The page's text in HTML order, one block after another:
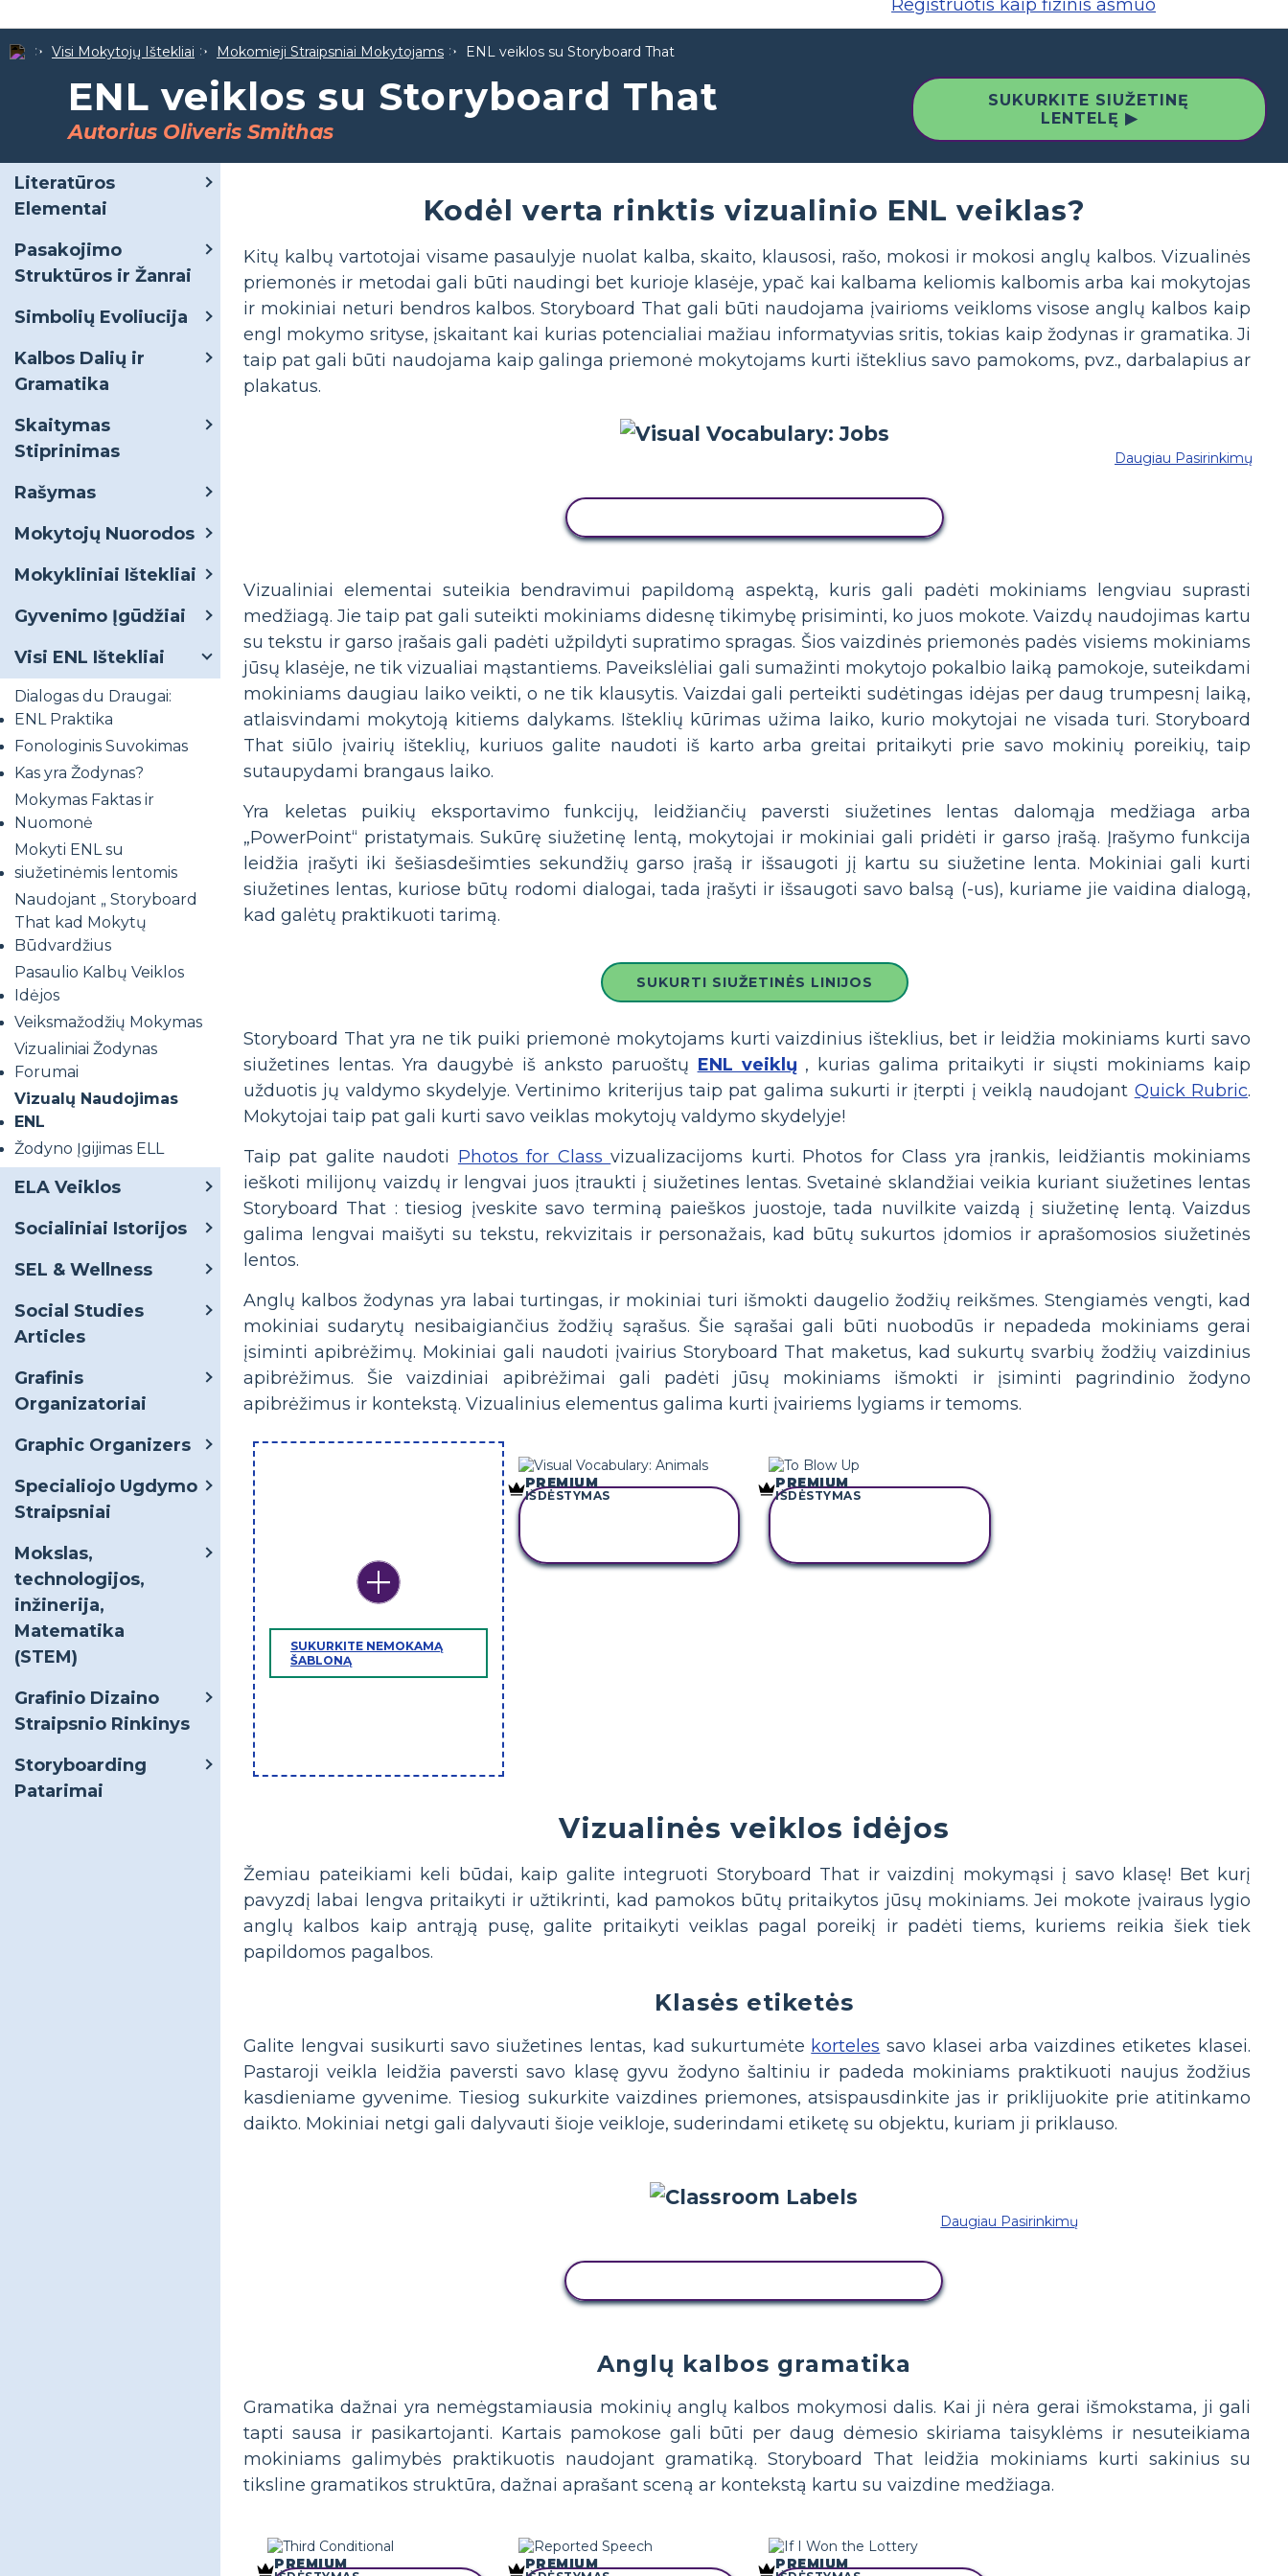
Registruotis kaip fizinis asmuo
Visi Mokytojų Ištekliai Mokomieji Straipsniai Mokytojams ENL veiklos su Storyboard That
ENL veiklos su Storyboard That
Autorius Oliveris Smithas
SUKURKITE SIUŽETINĘ
LENTELĘ ▶
Literatūros
Elementai
Pasakojimo
Struktūros ir Žanrai
Simbolių Evoliucija
Kalbos Dalių ir
Gramatika
Skaitymas
Stiprinimas
Rašymas
Mokytojų Nuorodos
Mokykliniai Ištekliai
Gyvenimo Įgūdžiai
Visi ENL Ištekliai
Dialogas du Draugai:
ENL Praktika
Fonologinis Suvokimas
Kas yra Žodynas?
Mokymas Faktas ir
Nuomonė
Mokyti ENL su
siužetinėmis lentomis
Naudojant „ Storyboard
That kad Mokytų
Būdvardžius
Pasaulio Kalbų Veiklos
Idėjos
Veiksmažodžių Mokymas
Vizualiniai Žodynas
Forumai
Vizualų Naudojimas
ENL
Žodyno Įgijimas ELL
ELA Veiklos
Socialiniai Istorijos
SEL & Wellness
Social Studies
Articles
Grafinis
Organizatoriai
Graphic Organizers
Specialiojo Ugdymo
Straipsniai
Mokslas,
technologijos,
inžinerija,
Matematika
(STEM)
Grafinio Dizaino
Straipsnio Rinkinys
Storyboarding
Patarimai
Kodėl verta rinktis vizualinio ENL veiklas?
Kitų kalbų vartotojai visame pasaulyje nuolat kalba, skaito, klausosi, rašo, mokosi ir mokosi anglų kalbos. Vizualinės
priemonės ir metodai gali būti naudingi bet kurioje klasėje, ypač kai kalbama keliomis kalbomis arba kai mokytojas
ir mokiniai neturi bendros kalbos. Storyboard That gali būti naudojama įvairioms veikloms visose anglų kalbos kaip
engl mokymo srityse, įskaitant kai kurias potencialiai mažiau informatyvias sritis, tokias kaip žodynas ir gramatika. Ji
taip pat gali būti naudojama kaip galinga priemonė mokytojams kurti išteklius savo pamokoms, pvz., darbalapius ar
plakatus.
Daugiau Pasirinkimų
Vizualiniai elementai suteikia bendravimui papildomą aspektą, kuris gali padėti mokiniams lengviau suprasti
medžiagą. Jie taip pat gali suteikti mokiniams didesnę tikimybę prisiminti, ko juos mokote. Vaizdų naudojimas kartu
su tekstu ir garso įrašais gali padėti užpildyti supratimo spragas. Šios vaizdinės priemonės padės visiems mokiniams
jūsų klasėje, ne tik vizualiai mąstantiems. Paveikslėliai gali sumažinti mokytojo pokalbio laiką pamokoje, suteikdami
mokiniams daugiau laiko veikti, o ne tik klausytis. Vaizdai gali perteikti sudėtingas idėjas per daug trumpesnį laiką,
atlaisvindami mokytoją kitiems dalykams. Išteklių kūrimas užima laiko, kurio mokytojai ne visada turi. Storyboard
That siūlo įvairių išteklių, kuriuos galite naudoti iš karto arba greitai pritaikyti prie savo mokinių poreikių, taip
sutaupydami brangaus laiko.
Yra keletas puikių eksportavimo funkcijų, leidžiančių paversti siužetines lentas dalomąja medžiaga arba
„PowerPoint“ pristatymais. Sukūrę siužetinę lentą, mokytojai ir mokiniai gali pridėti ir garso įrašą. Įrašymo funkcija
leidžia įrašyti iki šešiasdešimties sekundžių garso įrašą ir išsaugoti jį kartu su siužetine lenta. Mokiniai gali kurti
siužetines lentas, kuriose būtų rodomi dialogai, tada įrašyti ir išsaugoti savo balsą (-us), kuriame jie vaidina dialogą,
kad galėtų praktikuoti tarimą.
SUKURTI SIUŽETINĖS LINIJOS
Storyboard That yra ne tik puiki priemonė mokytojams kurti vaizdinius išteklius, bet ir leidžia mokiniams kurti savo
siužetines lentas. Yra daugybė iš anksto paruoštų ENL veiklų , kurias galima pritaikyti ir siųsti mokiniams kaip
užduotis jų valdymo skydelyje. Vertinimo kriterijus taip pat galima sukurti ir įterpti į veiklą naudojant Quick Rubric.
Mokytojai taip pat gali kurti savo veiklas mokytojų valdymo skydelyje!
Taip pat galite naudoti Photos for Classvizualizacijoms kurti. Photos for Class yra įrankis, leidžiantis mokiniams
ieškoti milijonų vaizdų ir lengvai juos įtraukti į siužetines lentas. Svetainė sklandžiai veikia kuriant siužetines lentas
Storyboard That : tiesiog įveskite savo terminą paieškos juostoje, tada nuvilkite vaizdą į siužetinę lentą. Vaizdus
galima lengvai maišyti su tekstu, rekvizitais ir personažais, kad būtų sukurtos įdomios ir aprašomosios siužetinės
lentos.
Anglų kalbos žodynas yra labai turtingas, ir mokiniai turi išmokti daugelio žodžių reikšmes. Stengiamės vengti, kad
mokiniai sudarytų nesibaigiančius žodžių sąrašus. Šie sąrašai gali būti nuobodūs ir nepadeda mokiniams gerai
įsiminti apibrėžimų. Mokiniai gali naudoti įvairius Storyboard That maketus, kad sukurtų svarbių žodžių vaizdinius
apibrėžimus. Šie vaizdiniai apibrėžimai gali padėti jūsų mokiniams išmokti ir įsiminti pagrindinio žodyno
apibrėžimus ir kontekstą. Vizualinius elementus galima kurti įvairiems lygiams ir temoms.
SUKURKITE NEMOKAMĄ
ŠABLONĄ
PREMIUM
IŠDĖSTYMAS
PREMIUM
IŠDĖSTYMAS
Vizualinės veiklos idėjos
Žemiau pateikiami keli būdai, kaip galite integruoti Storyboard That ir vaizdinį mokymąsi į savo klasę! Bet kurį
pavyzdį labai lengva pritaikyti ir užtikrinti, kad pamokos būtų pritaikytos jūsų mokiniams. Jei mokote įvairaus lygio
anglų kalbos kaip antrąją pusę, galite pritaikyti veiklas pagal poreikį ir padėti tiems, kuriems reikia šiek tiek
papildomos pagalbos.
Klasės etiketės
Galite lengvai susikurti savo siužetines lentas, kad sukurtumėte korteles savo klasei arba vaizdines etiketes klasei.
Pastaroji veikla leidžia paversti savo klasę gyvu žodyno šaltiniu ir padeda mokiniams praktikuoti naujus žodžius
kasdieniame gyvenime. Tiesiog sukurkite vaizdines priemones, atsispausdinkite jas ir priklijuokite prie atitinkamo
daikto. Mokiniai netgi gali dalyvauti šioje veikloje, suderindami etiketę su objektu, kuriam ji priklauso.
Daugiau Pasirinkimų
Anglų kalbos gramatika
Gramatika dažnai yra nemėgstamiausia mokinių anglų kalbos mokymosi dalis. Kai ji nėra gerai išmokstama, ji gali
tapti sausa ir pasikartojanti. Kartais pamokose gali būti per daug dėmesio skiriama taisyklėms ir nesuteikiama
mokiniams galimybės praktikuotis naudojant gramatiką. Storyboard That leidžia mokiniams kurti sakinius su
tiksline gramatikos struktūra, dažnai aprašant sceną ar kontekstą kartu su vaizdine medžiaga.
PREMIUM PREMIUM PREMIUM